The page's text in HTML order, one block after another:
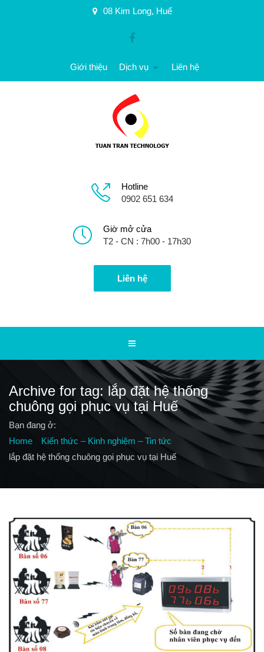
08 Kim Long, Huế
Giới thiệu Dịch vụ Liên hệ
Hotline
0902 651 634
Giờ mở cửa
T2 - CN : 7h00 - 17h30
Liên hệ
Archive for tag: lắp đặt hệ thống
chuông gọi phục vụ tại Huế
Bạn đang ở:
Home
Kiến thức – Kinh nghiệm – Tin tức
lắp đặt hệ thống chuông gọi phục vụ tại Huế